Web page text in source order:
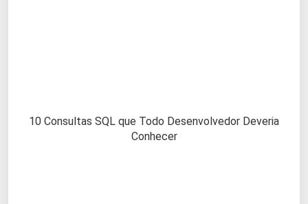
10 Consultas SQL que Todo Desenvolvedor Deveria
Conhecer